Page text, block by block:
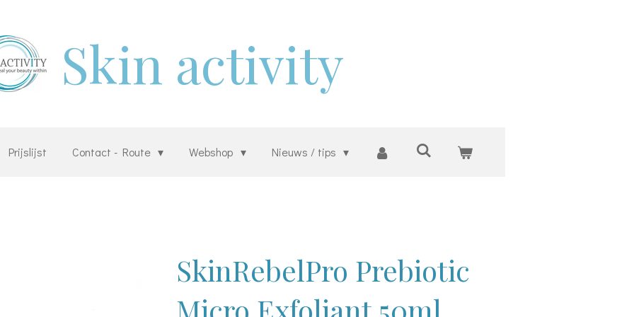
Skin activity
Prijslijst Contact - Route Webshop Nieuws / tips
SkinRebelPro Prebiotic
Micro Exfoliant 50ml